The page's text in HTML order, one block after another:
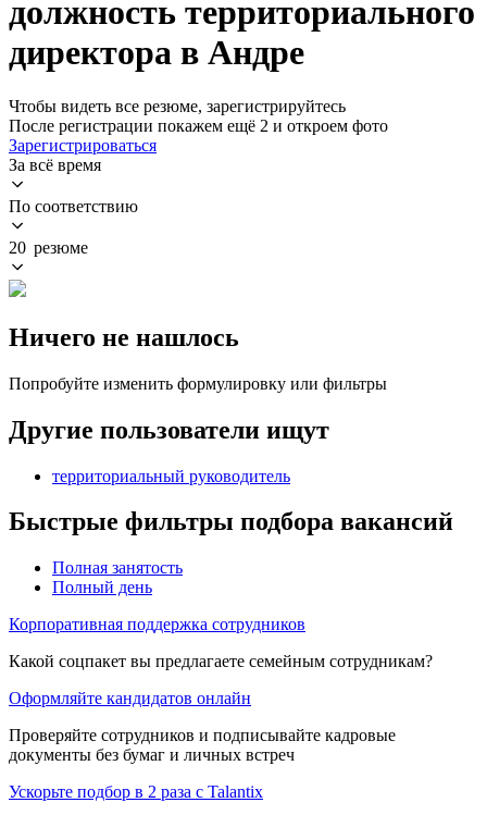
должность территориального
директора в Андре
Чтобы видеть все резюме, зарегистрируйтесь
После регистрации покажем ещё 2 и откроем фото
Зарегистрироваться
За всё время
По соответствию
20 резюме
Ничего не нашлось
Попробуйте изменить формулировку или фильтры
Другие пользователи ищут
территориальный руководитель
Быстрые фильтры подбора вакансий
Полная занятость
Полный день
Корпоративная поддержка сотрудников
Какой соцпакет вы предлагаете семейным сотрудникам?
Оформляйте кандидатов онлайн
Проверяйте сотрудников и подписывайте кадровые
документы без бумаг и личных встреч
Ускорьте подбор в 2 раза с Talantix